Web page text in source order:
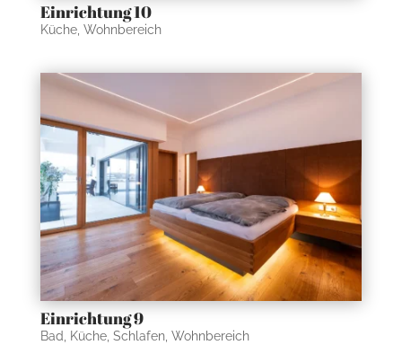
Einrichtung 10
Küche, Wohnbereich
Einrichtung 9
Bad, Küche, Schlafen, Wohnbereich